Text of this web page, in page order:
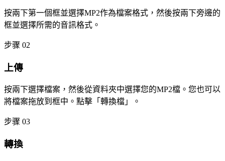
按兩下第一個框並選擇MP2作為檔案格式，然後按兩下旁邊的
框並選擇所需的音訊格式。
步骤 02
上傳
按兩下選擇檔案，然後從資料夾中選擇您的MP2檔。您也可以
將檔案拖放到框中。點擊「轉換檔」。
步骤 03
轉換